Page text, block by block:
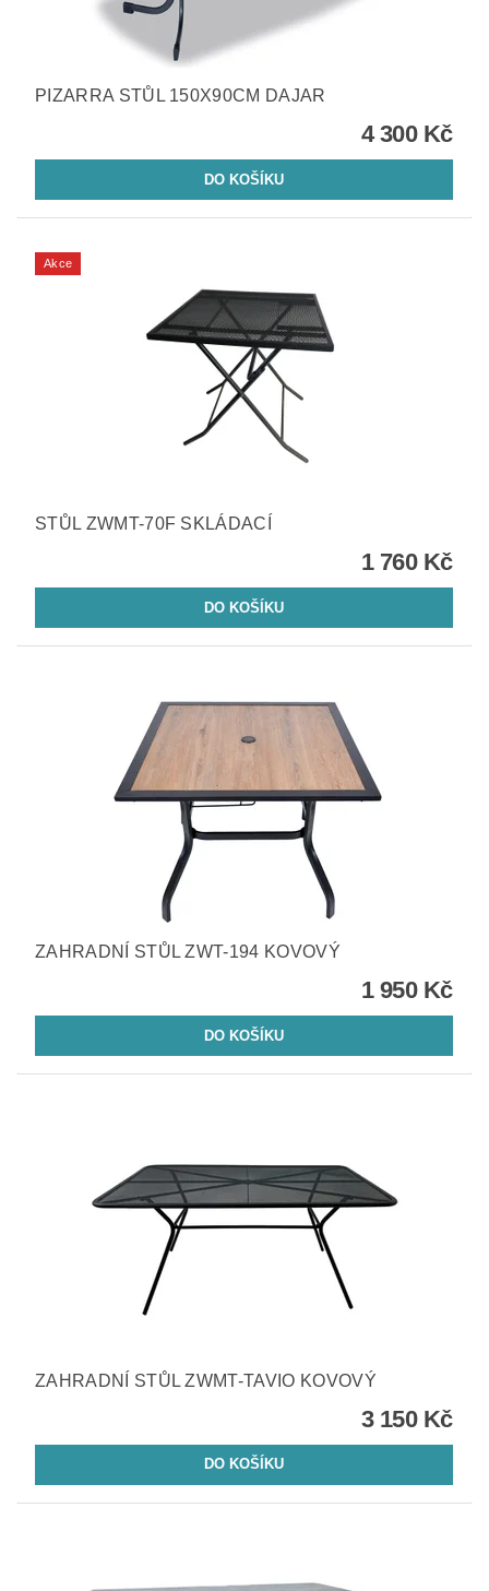
PIZARRA STŮL 150X90CM DAJAR
4 300 Kč
Akce
STŮL ZWMT-70F SKLÁDACÍ
1 760 Kč
ZAHRADNÍ STŮL ZWT-194 KOVOVÝ
1 950 Kč
ZAHRADNÍ STŮL ZWMT-TAVIO KOVOVÝ
3 150 Kč